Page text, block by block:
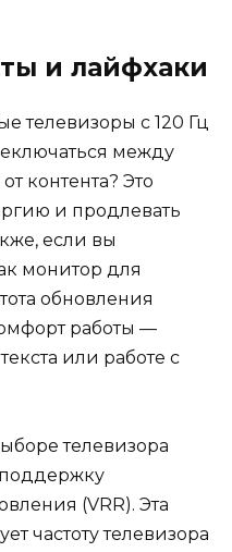
и лайфхаки
телевизоры с 120 Гц
между
контента? Это
и продлевать
если вы
монитор для
обновления
работы —
или работе с
телевизора
(VRR). Эта
частоту телевизора